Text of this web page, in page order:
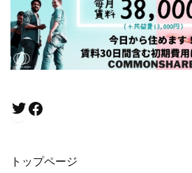
Twitter
トップページ